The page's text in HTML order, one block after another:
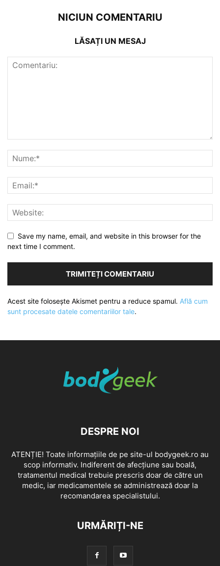
NICIUN COMENTARIU
LĂSAȚI UN MESAJ
Save my name, email, and website in this browser for the
next time I comment.
Acest site folosește Akismet pentru a reduce spamul. Află cum
sunt procesate datele comentariilor tale.
DESPRE NOI
ATENȚIE! Toate informațiile de pe site-ul bodygeek.ro au
scop informativ. Indiferent de afecțiune sau boală,
tratamentul medical trebuie prescris doar de către un
medic, iar medicamentele se administrează doar la
recomandarea specialistului.
URMĂRIȚI-NE